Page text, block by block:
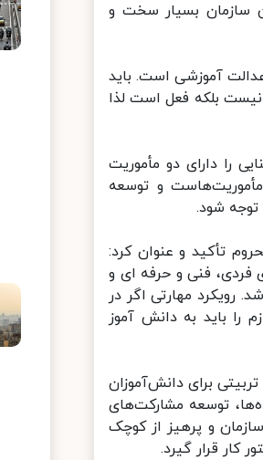
بسیار سخت و
آموزشی است. باید
بلکه فعل است لذا
دارای دو مأموریت
و توسعه
شود.
تأکید و عنوان کرد:
فنی و حرفه ای و
مهارتی اگر در
باید به دانش آموز
برای دانش‌آموزان
توسعه مشارکت‌های
و پرهیز از کوچک
قرار گیرد.